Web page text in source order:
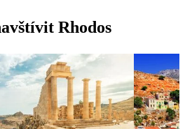
Rhodos